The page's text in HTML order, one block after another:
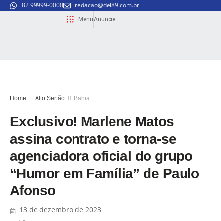
82 99999-0000 redacao@del89.com.br
MenuAnuncie
Home Alto Sertão Bahia
Exclusivo! Marlene Matos
assina contrato e torna-se
agenciadora oficial do grupo
“Humor em Família” de Paulo
Afonso
13 de dezembro de 2023